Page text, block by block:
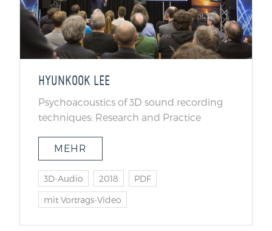
HYUNKOOK LEE
Psychoacoustics of 3D sound recording
techniques: Research and Practice
MEHR
3D-Audio 2018 PDF
mit Vortrags-Video